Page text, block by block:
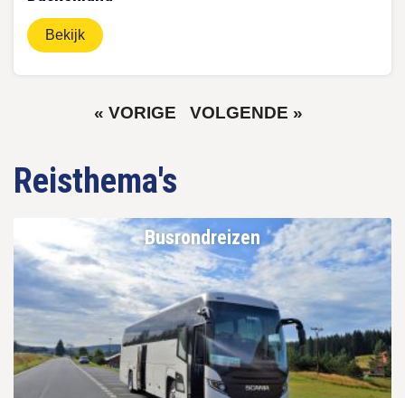
Bekijk
VORIGE
« VORIGE
VOLGENDE
VOLGENDE »
Reisthema's
Busrondreizen